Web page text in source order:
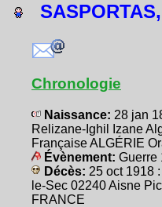
Chronologie
Naissance: 28 jan
Relizane-Ighil Izane
Française ALGÉRIE
Évènement: Guerre
Décès: 25 oct 1918
le-Sec 02240 Aisne
FRANCE